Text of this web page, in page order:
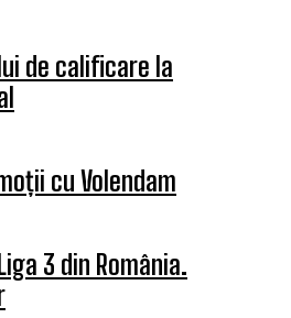
de calificare la
cu Volendam
3 din România.